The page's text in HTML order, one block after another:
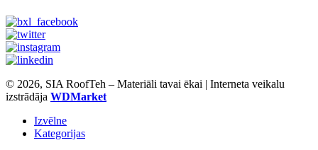
© 2026, SIA RoofTeh – Materiāli tavai ēkai | Interneta veikalu
izstrādāja WDMarket
Izvēlne
Kategorijas